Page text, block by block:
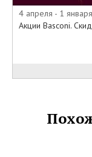
4 апреля - 1 января
Акции Basconi.